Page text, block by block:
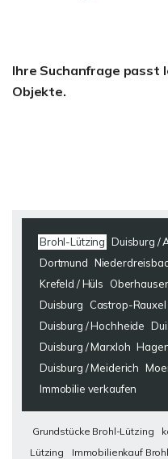
Ihre Suchanfrage passt
Objekte.
Brohl-Lützing Duisburg /
Dortmund
Krefeld / Hüls
Duisburg
Castrop-Rauxel
Duisburg / Hochheide
Duisburg / Marxloh
Duisburg / Meiderich
Immobilie verkaufen
Grundstücke Brohl-Lützing
Lützing
Immobilienkauf